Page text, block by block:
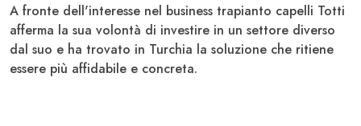
A fronte dell'interesse nel business trapianto capelli Totti
afferma la sua volontà di investire in un settore diverso
dal suo e ha trovato in Turchia la soluzione che ritiene
essere più affidabile e concreta.